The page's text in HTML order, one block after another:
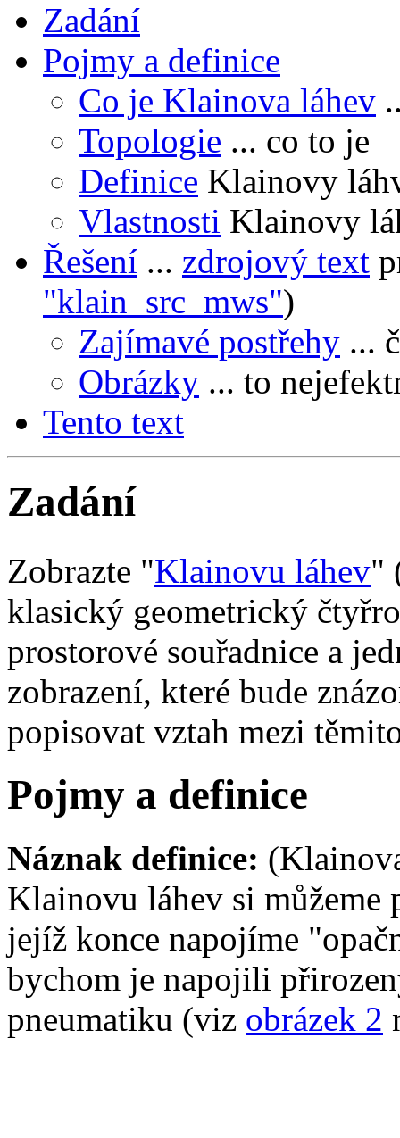
Zadání
Pojmy a definice
Co je Klainova láhev
Topologie ... co to je
Definice Klainovy
Vlastnosti Klainovy
Řešení ... zdrojový text
"klain_src_mws")
Zajímavé postřehy ...
Obrázky ... to
Tento text
Zadání
Zobrazte "Klainovu láhev"
klasický geometrický
prostorové souřadnice a
zobrazení, které bude
popisovat vztah mezi
Pojmy a definice
Náznak definice:
Klainovu láhev si
jejíž konce napojíme
bychom je napojili
pneumatiku (viz obrázek 2